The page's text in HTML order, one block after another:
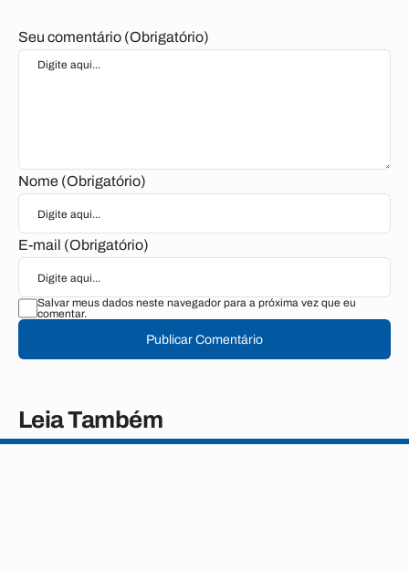
Seu comentário (Obrigatório)
Nome (Obrigatório)
E-mail (Obrigatório)
Salvar meus dados neste navegador para a próxima vez que eu
comentar.
Publicar Comentário
Leia Também